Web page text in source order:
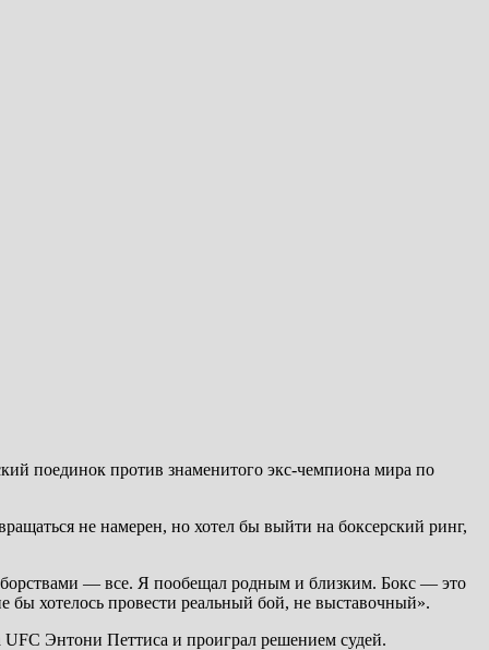
поединок против знаменитого экс-чемпиона мира по
не намерен, но хотел бы выйти на боксерский ринг,
— все. Я пообещал родным и близким. Бокс — это
хотелось провести реальный бой, не выставочный».
Энтони Петтиса и проиграл решением судей.